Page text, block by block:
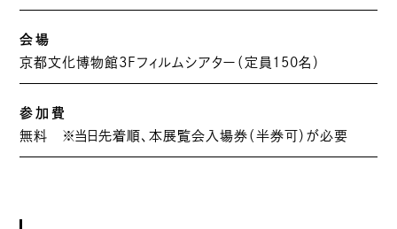
会場
京都文化博物館3Fフィルムシアター（定員150名）
参加費
無料 ※当日先着順、本展覧会入場券（半券可）が必要